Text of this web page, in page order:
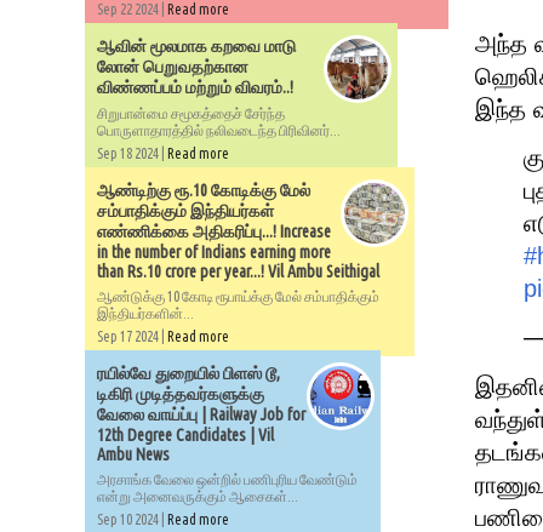
அந்த
இந்த
—
Sep 22 2024 | Read more
ஆவின் மூலமாக கறவை மாடு
லோன் பெறுவதற்கான
விண்ணப்பம் மற்றும் விவரம்..!
சிறுபான்மை சமூகத்தைச் சேர்ந்த
பொருளாதாரத்தில் நலிவடைந்த பிரிவினர்...
Sep 18 2024 | Read more
ஆண்டிற்கு ரூ.10 கோடிக்கு மேல்
சம்பாதிக்கும் இந்தியர்கள்
எண்ணிக்கை அதிகரிப்பு...! Increase
in the number of Indians earning more
than Rs.10 crore per year...! Vil Ambu Seithigal
ஆண்டுக்கு 10 கோடி ரூபாய்க்கு மேல் சம்பாதிக்கும்
இந்தியர்களின்...
Sep 17 2024 | Read more
ரயில்வே துறையில் பிளஸ் டூ,
டிகிரி முடித்தவர்களுக்கு
வேலை வாய்ப்பு | Railway Job for
12th Degree Candidates | Vil
Ambu News
அரசாங்க வேலை ஒன்றில் பணிபுரிய வேண்டும்
என்று அனைவருக்கும் ஆசைகள்...
Sep 10 2024 | Read more